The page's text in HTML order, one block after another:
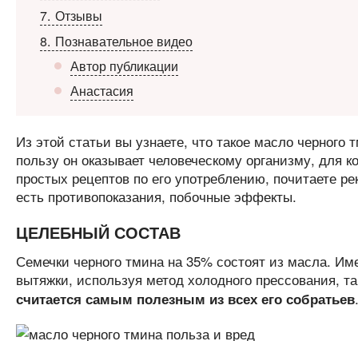
7 Отзывы
8 Познавательное видео
Автор публикации
Анастасия
Из этой статьи вы узнаете, что такое масло черного
пользу он оказывает человеческому организму, для
простых рецептов по его употреблению, почитаете
есть противопоказания, побочные эффекты.
ЦЕЛЕБНЫЙ СОСТАВ
Семечки черного тмина на 35% состоят из масла.
вытяжки, используя метод холодного прессования,
считается самым полезным из всех его собратьев.